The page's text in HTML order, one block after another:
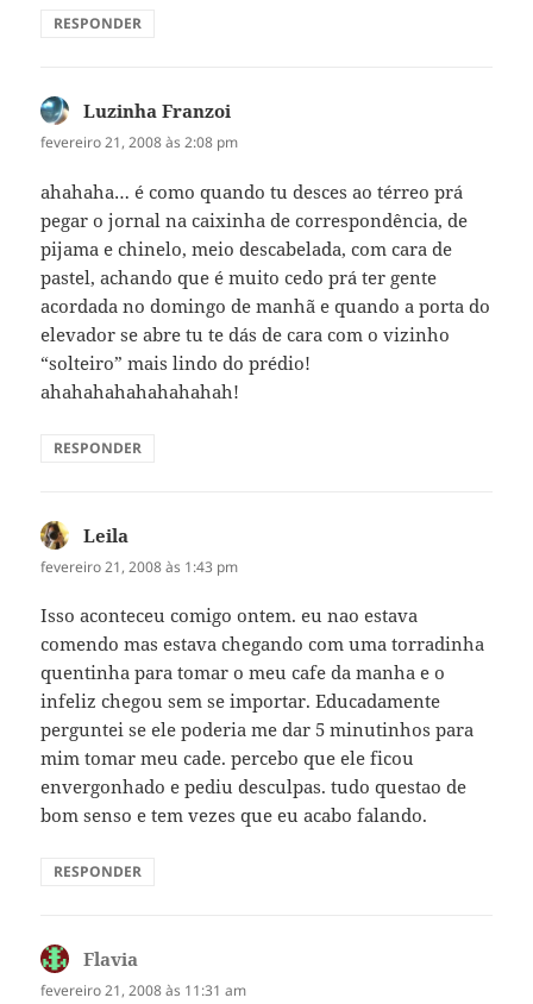
RESPONDER
Luzinha Franzoi
fevereiro 21, 2008 às 2:08 pm
ahahaha… é como quando tu desces ao térreo prá
pegar o jornal na caixinha de correspondência, de
pijama e chinelo, meio descabelada, com cara de
pastel, achando que é muito cedo prá ter gente
acordada no domingo de manhã e quando a porta do
elevador se abre tu te dás de cara com o vizinho
“solteiro” mais lindo do prédio!
ahahahahahahahahah!
RESPONDER
Leila
fevereiro 21, 2008 às 1:43 pm
Isso aconteceu comigo ontem. eu nao estava
comendo mas estava chegando com uma torradinha
quentinha para tomar o meu cafe da manha e o
infeliz chegou sem se importar. Educadamente
perguntei se ele poderia me dar 5 minutinhos para
mim tomar meu cade. percebo que ele ficou
envergonhado e pediu desculpas. tudo questao de
bom senso e tem vezes que eu acabo falando.
RESPONDER
Flavia
fevereiro 21, 2008 às 11:31 am